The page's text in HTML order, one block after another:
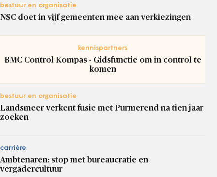
bestuur en organisatie
NSC doet in vijf gemeenten mee aan verkiezingen
kennispartners
BMC Control Kompas - Gidsfunctie om in control te
komen
bestuur en organisatie
Landsmeer verkent fusie met Purmerend na tien jaar
zoeken
carrière
Ambtenaren: stop met bureaucratie en
vergadercultuur